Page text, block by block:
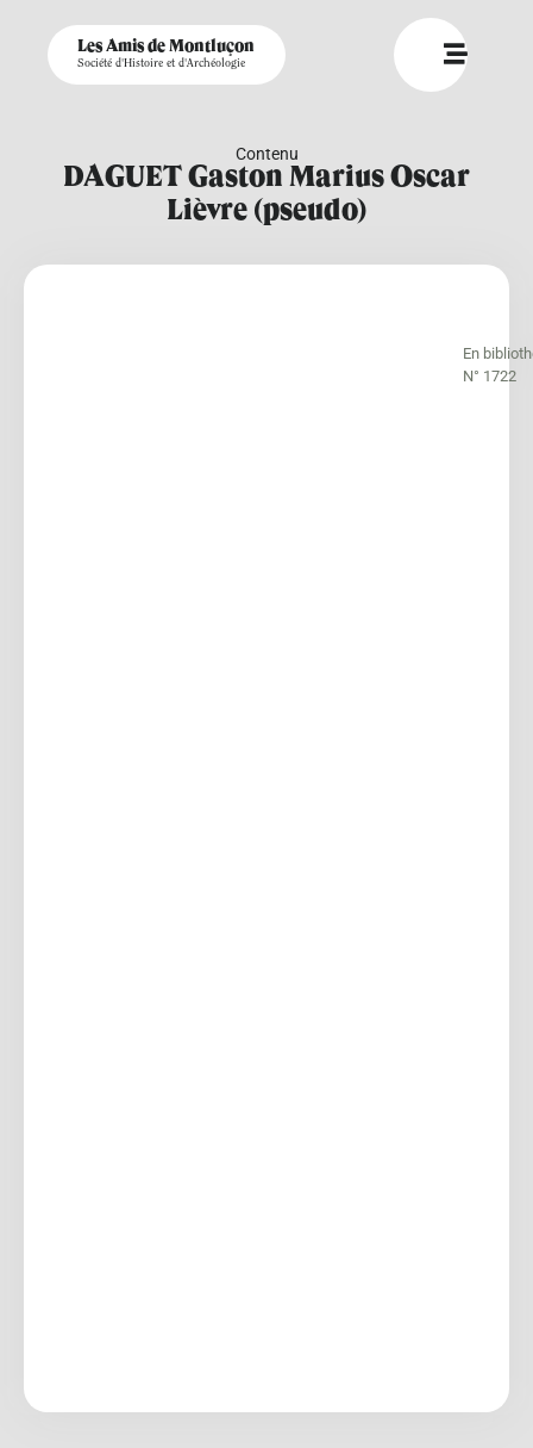
Les Amis de Montluçon
Société d'Histoire et d'Archéologie
Contenu
DAGUET Gaston Marius Oscar
Lièvre (pseudo)
En
N° 1722